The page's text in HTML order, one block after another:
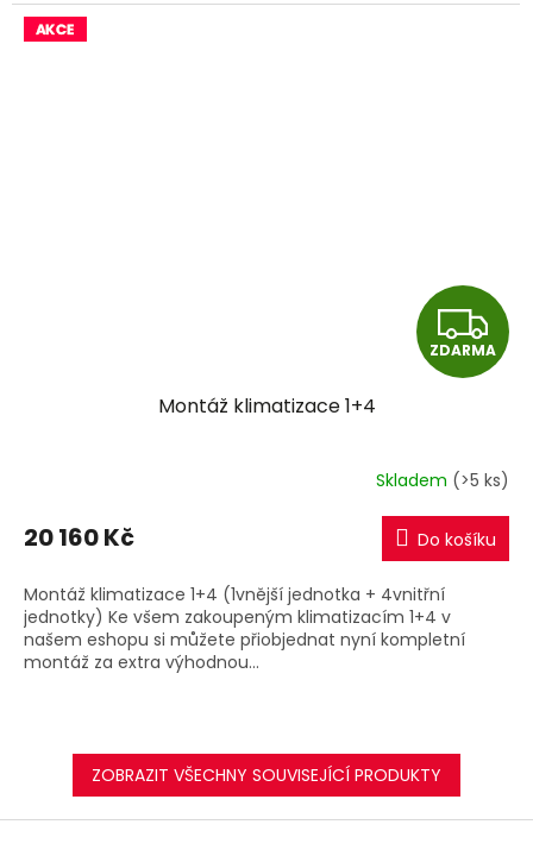
Z
D
R
M
A
ZDARMA
Montáž klimatizace 1+4
Skladem (>5 ks)
20 160 Kč Do košíku
Montáž klimatizace 1+4 (1vnější jednotka + 4vnitřní
jednotky) Ke všem zakoupeným klimatizacím 1+4 v
našem eshopu si můžete přiobjednat nyní kompletní
montáž za extra výhodnou...
ZOBRAZIT VŠECHNY SOUVISEJÍCÍ PRODUKTY
Z